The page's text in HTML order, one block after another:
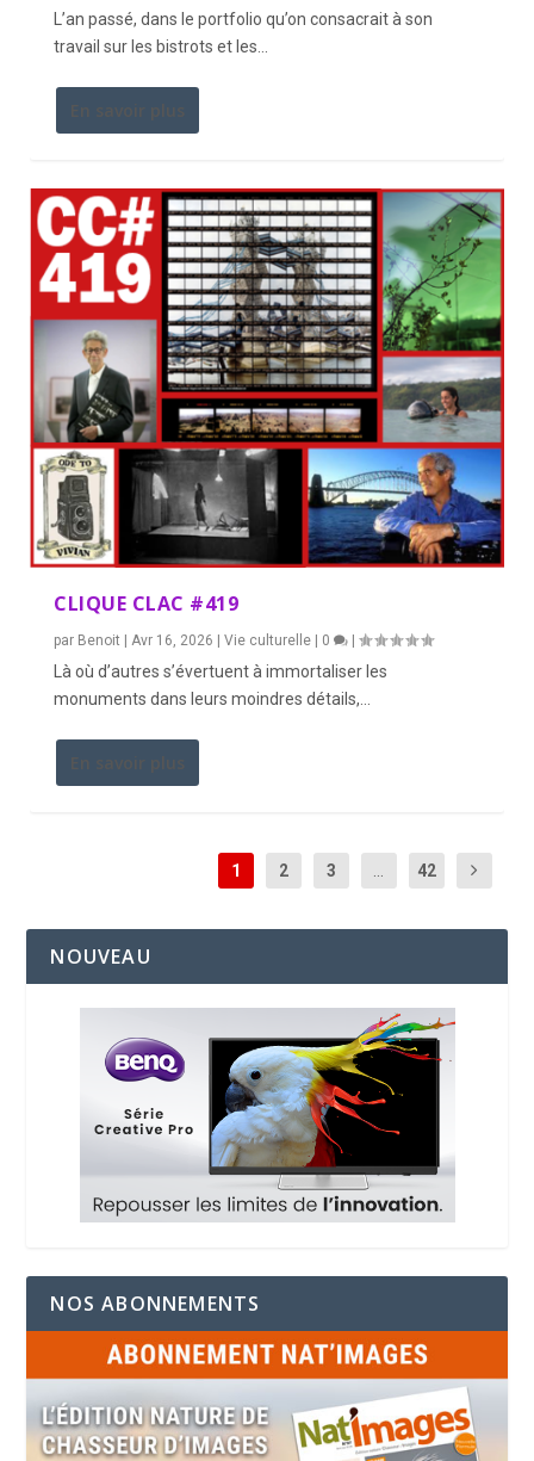
L’an passé, dans le portfolio qu’on consacrait à son
travail sur les bistrots et les...
En savoir plus
CLIQUE CLAC #419
par Benoit |Avr 16, 2026 |Vie culturelle 0 |
Là où d’autres s’évertuent à immortaliser les
monuments dans leurs moindres détails,...
En savoir plus
1 2 3 42
NOUVEAU
NOS ABONNEMENTS